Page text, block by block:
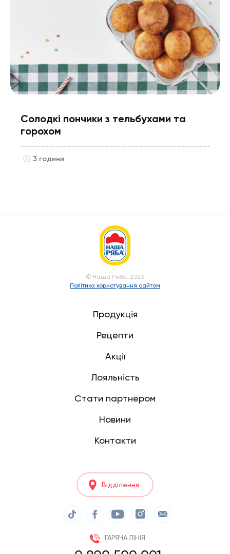
Солодкі пончики з тельбухами та
горохом
3 години
© Наша Ряба. 2026
Політика користування сайтом
Продукція
Рецепти
Акції
Лояльність
Стати партнером
Новини
Контакти
Відділення
ГАРЯЧА ЛІНІЯ